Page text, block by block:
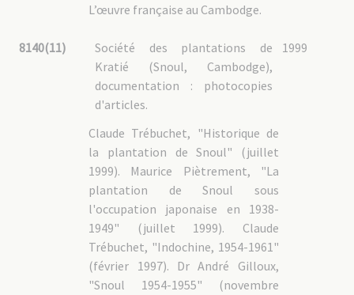
L’œuvre française au Cambodge.
8140(11) 1999
Société des plantations de
Kratié (Snoul, Cambodge),
documentation : photocopies
d'articles.
Claude Trébuchet, "Historique de
la plantation de Snoul" (juillet
1999). Maurice Piètrement, "La
plantation de Snoul sous
l'occupation japonaise en 1938-
1949" (juillet 1999). Claude
Trébuchet, "Indochine, 1954-1961"
(février 1997). Dr André Gilloux,
"Snoul 1954-1955" (novembre